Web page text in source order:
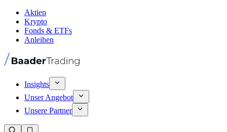
Aktien
Krypto
Fonds & ETFs
Anleihen
Insights
Unser Angebot
Unsere Partner